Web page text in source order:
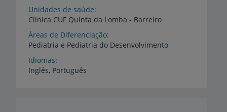
Unidades de saúde
Clínica CUF Quinta da Lomba - Barreiro
Áreas de Diferenciação
Pediatria e Pediatria do Desenvolvimento
Idiomas
Inglês, Português